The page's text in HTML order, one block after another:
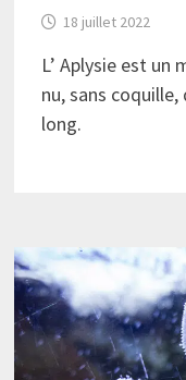
18 juillet 2022
L’ Aplysie est
nu, sans coquille,
long.